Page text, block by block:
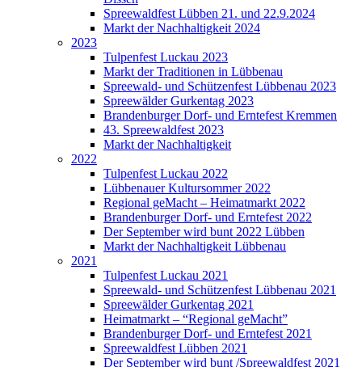
Spreewaldfest Lübben 21. und 22.9.2024
Markt der Nachhaltigkeit 2024
2023
Tulpenfest Luckau 2023
Markt der Traditionen in Lübbenau
Spreewald- und Schützenfest Lübbenau 2023
Spreewälder Gurkentag 2023
Brandenburger Dorf- und Erntefest Kremmen
43. Spreewaldfest 2023
Markt der Nachhaltigkeit
2022
Tulpenfest Luckau 2022
Lübbenauer Kultursommer 2022
Regional geMacht – Heimatmarkt 2022
Brandenburger Dorf- und Erntefest 2022
Der September wird bunt 2022 Lübben
Markt der Nachhaltigkeit Lübbenau
2021
Tulpenfest Luckau 2021
Spreewald- und Schützenfest Lübbenau 2021
Spreewälder Gurkentag 2021
Heimatmarkt – “Regional geMacht”
Brandenburger Dorf- und Erntefest 2021
Spreewaldfest Lübben 2021
Der September wird bunt /Spreewaldfest 2021